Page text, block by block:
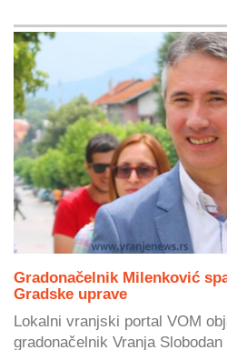
Gradonačelnik Milenković
Gradske uprave
Lokalni vranjski portal VOM
gradonačelnik Vranja